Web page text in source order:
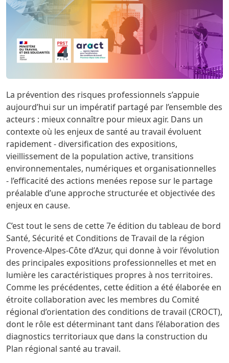
La prévention des risques professionnels s’appuie
aujourd’hui sur un impératif partagé par l’ensemble des
acteurs : mieux connaître pour mieux agir. Dans un
contexte où les enjeux de santé au travail évoluent
rapidement - diversification des expositions,
vieillissement de la population active, transitions
environnementales, numériques et organisationnelles
- l’efficacité des actions menées repose sur le partage
préalable d’une approche structurée et objectivée des
enjeux en cause.
C’est tout le sens de cette 7e édition du tableau de bord
Santé, Sécurité et Conditions de Travail de la région
Provence-Alpes-Côte d’Azur, qui donne à voir l’évolution
des principales expositions professionnelles et met en
lumière les caractéristiques propres à nos territoires.
Comme les précédentes, cette édition a été élaborée en
étroite collaboration avec les membres du Comité
régional d’orientation des conditions de travail (CROCT),
dont le rôle est déterminant tant dans l’élaboration des
diagnostics territoriaux que dans la construction du
Plan régional santé au travail.